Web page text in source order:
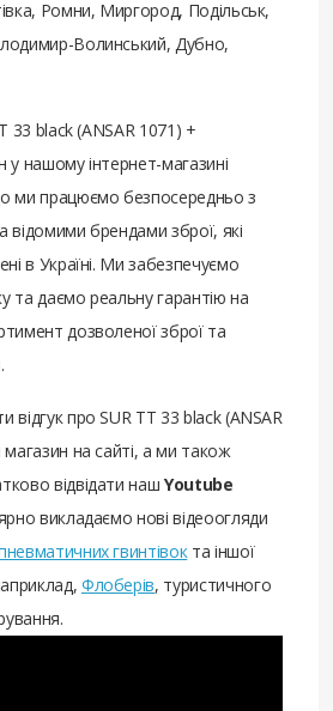
Ромни, Миргород, Подільськ,
Волинський, Дубно,
33 black (ANSAR 1071) +
у нашому інтернет-магазині
ми працюємо безпосередньо з
відомими брендами зброї, які
в Україні. Ми забезпечуємо
та даємо реальну гарантію на
дозволеної зброї та
про SUR ТТ 33 black (ANSAR
на сайті, а ми також
відвідати нашYoutube
викладаємо нові відеоогляди
гвинтівокта іншої
Флоберів, туристичного